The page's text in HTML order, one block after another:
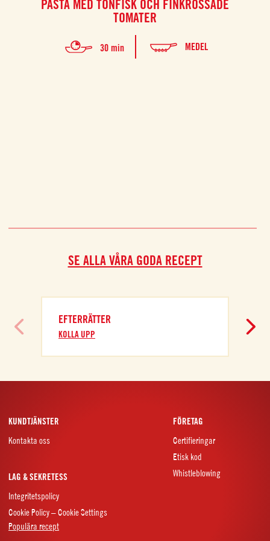
PASTA MED TONFISK OCH FINKROSSADE
TOMATER
30 min MEDEL
SE ALLA VÅRA GODA RECEPT
EFTERRÄTTER
KOLLA UPP
KUNDTJÄNSTER
Kontakta oss
FÖRETAG
Certifieringar
Etisk kod
Whistleblowing
LAG & SEKRETESS
Integritetspolicy
Cookie Policy – Cookie Settings
Populära recept